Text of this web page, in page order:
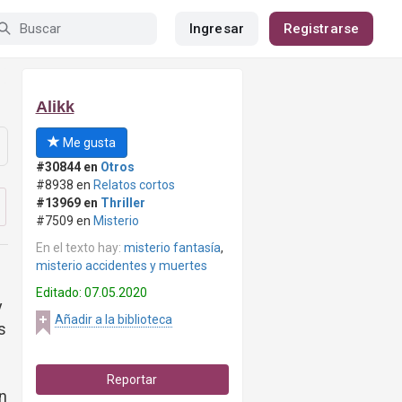
Ingresar Registrarse
Alikk
Me gusta
#30844 en Otros
#8938 en Relatos cortos
#13969 en Thriller
#7509 en Misterio
En el texto hay: misterio fantasía,
misterio accidentes y muertes
Editado: 07.05.2020
Añadir a la biblioteca
Reportar